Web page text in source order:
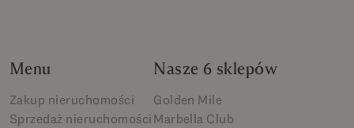
Menu
Zakup nieruchomości
Sprzedaż nieruchomości
Nasze 6 sklepów
Golden Mile
Marbella Club